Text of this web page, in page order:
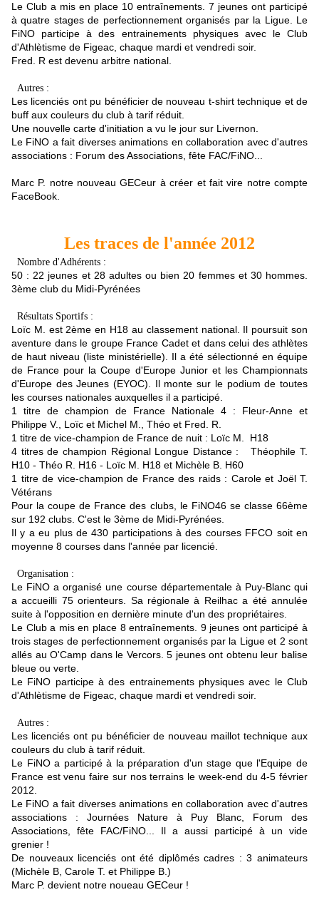
Le Club a mis en place 10 entraînements. 7 jeunes ont participé
à quatre stages de perfectionnement organisés par la Ligue. Le
FiNO participe à des entrainements physiques avec le Club
d'Athlètisme de Figeac, chaque mardi et vendredi soir.
Fred. R est devenu arbitre national.
Autres :
Les licenciés ont pu bénéficier de nouveau t-shirt technique et de
buff aux couleurs du club à tarif réduit.
Une nouvelle carte d'initiation a vu le jour sur Livernon.
Le FiNO a fait diverses animations en collaboration avec d'autres
associations : Forum des Associations, fête FAC/FiNO...
Marc P. notre nouveau GECeur à créer et fait vire notre compte
FaceBook
Les traces de l'année 2012
Nombre d'Adhérents :
50 : 22 jeunes et 28 adultes ou bien 20 femmes et 30 hommes.
3ème club du Midi-Pyrénées
Résultats Sportifs :
Loïc M. est 2ème en H18 au classement national. Il poursuit son
aventure dans le groupe France Cadet et dans celui des athlètes
de haut niveau (liste ministérielle). Il a été sélectionné en équipe
de France pour la Coupe d'Europe Junior et les Championnats
d'Europe des Jeunes (EYOC). Il monte sur le podium de toutes
les courses nationales auxquelles il a participé.
1 titre de champion de France Nationale 4 : Fleur-Anne et
Philippe V., Loïc et Michel M., Théo et Fred. R.
1 titre de vice-champion de France de nuit : Loïc M. H18
4 titres de champion Régional Longue Distance : Théophile T.
H10 - Théo R. H16 - Loïc M. H18 et Michèle B. H60
1 titre de vice-champion de France des raids : Carole et Joël T.
Vétérans
Pour la coupe de France des clubs, le FiNO46 se classe 66ème
sur 192 clubs. C'est le 3ème de Midi-Pyrénées.
Il y a eu plus de 430 participations à des courses FFCO soit en
moyenne 8 courses dans l'année par licencié.
Organisation :
Le FiNO a organisé une course départementale à Puy-Blanc qui
a accueilli 75 orienteurs. Sa régionale à Reilhac a été annulée
suite à l'opposition en dernière minute d'un des propriétaires.
Le Club a mis en place 8 entraînements. 9 jeunes ont participé à
trois stages de perfectionnement organisés par la Ligue et 2 sont
allés au O'Camp dans le Vercors. 5 jeunes ont obtenu leur balise
bleue ou verte.
Le FiNO participe à des entrainements physiques avec le Club
d'Athlètisme de Figeac, chaque mardi et vendredi soir.
Autres :
Les licenciés ont pu bénéficier de nouveau maillot technique aux
couleurs du club à tarif réduit.
Le FiNO a participé à la préparation d'un stage que l'Equipe de
France est venu faire sur nos terrains le week-end du 4-5 février
2012.
Le FiNO a fait diverses animations en collaboration avec d'autres
associations : Journées Nature à Puy Blanc, Forum des
Associations, fête FAC/FiNO... Il a aussi participé à un vide
grenier !
De nouveaux licenciés ont été diplômés cadres : 3 animateurs
(Michèle B, Carole T. et Philippe B.)
Marc P. devient notre noueau GECeur !